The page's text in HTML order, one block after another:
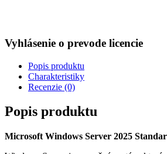
Vyhlásenie o prevode licencie
Popis produktu
Charakteristiky
Recenzie (0)
Popis produktu
Microsoft Windows Server 2025